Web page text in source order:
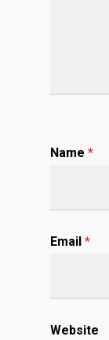
Name *
Email *
Website